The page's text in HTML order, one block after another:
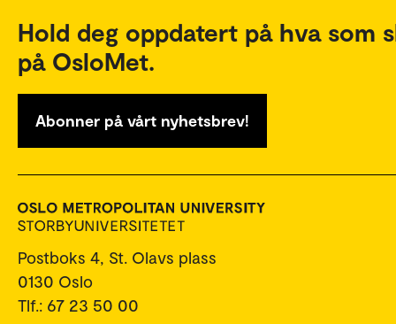
Hold deg oppdatert på hva som
på OsloMet.
Abonner på vårt nyhetsbrev!
Postboks 4, St. Olavs plass
0130 Oslo
Tlf.: 67 23 50 00